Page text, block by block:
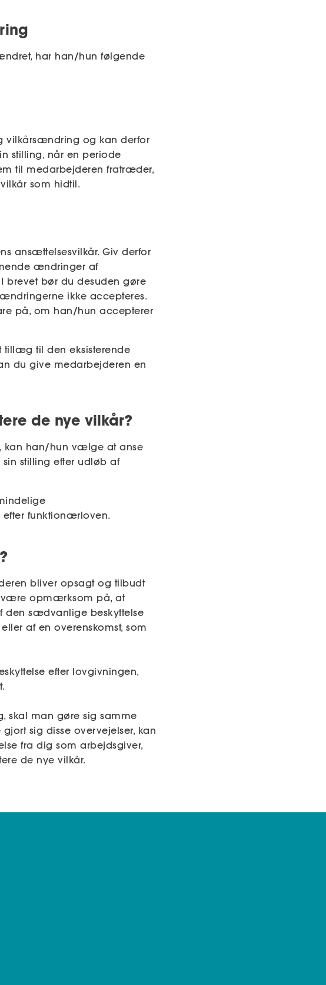
har han/hun følgende
vilkårsændring og kan derfor
stilling, når en periode
til medarbejderen fratræder,
som hidtil.
ansættelsesvilkår. Giv derfor
ændringer af
brevet bør du desuden gøre
ikke accepteres.
på, om han/hun accepterer
tillæg til den eksisterende
du give medarbejderen en
de nye vilkår?
kan han/hun vælge at anse
stilling efter udløb af
funktionærloven.
bliver opsagt og tilbudt
være opmærksom på, at
sædvanlige beskyttelse
af en overenskomst, som
efter lovgivningen,
skal man gøre sig samme
sig disse overvejelser, kan
fra dig som arbejdsgiver,
de nye vilkår.